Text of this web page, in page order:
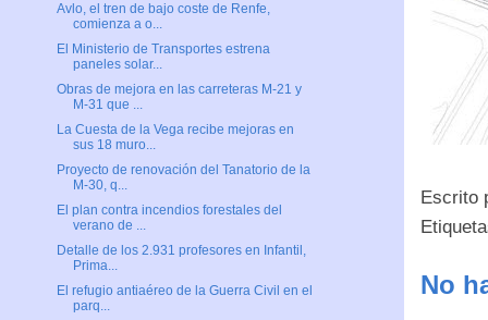
Escrito
No
Avlo, el tren de bajo coste de Renfe,
comienza a o...
El Ministerio de Transportes estrena
paneles solar...
Obras de mejora en las carreteras M-21 y
M-31 que ...
La Cuesta de la Vega recibe mejoras en
sus 18 muro...
Proyecto de renovación del Tanatorio de la
M-30, q...
El plan contra incendios forestales del
verano de ...
Detalle de los 2.931 profesores en Infantil,
Prima...
El refugio antiaéreo de la Guerra Civil en el
parq...